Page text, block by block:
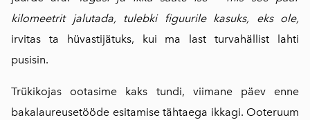
kilomeetrit jalutada, tulebki figuurile kasuks, eks ole,
irvitas ta hüvastijätuks, kui ma last turvahällist lahti
pusisin.
Trükikojas ootasime kaks tundi, viimane päev enne
bakalaureusetööde esitamise tähtaega ikkagi. Ooteruum